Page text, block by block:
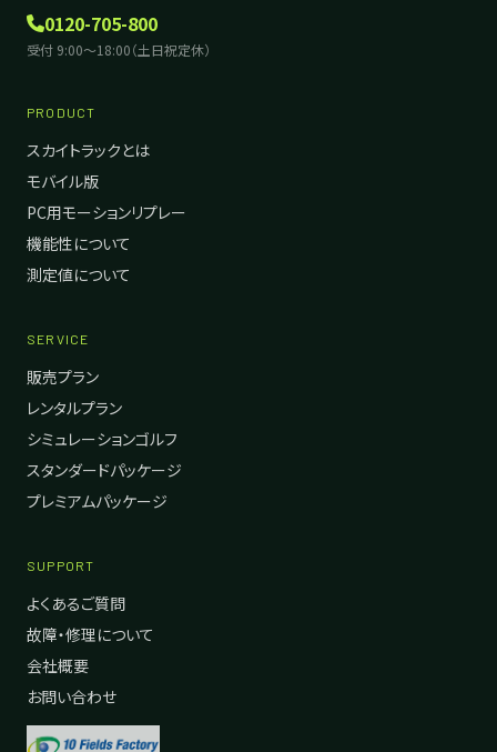
0120-705-800
受付 9:00〜18:00（土日祝定休）
PRODUCT
スカイトラックとは
モバイル版
PC用モーションリプレー
機能性について
測定値について
SERVICE
販売プラン
レンタルプラン
シミュレーションゴルフ
スタンダードパッケージ
プレミアムパッケージ
SUPPORT
よくあるご質問
故障・修理について
会社概要
お問い合わせ